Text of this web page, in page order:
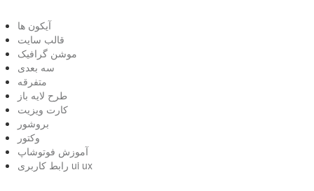
آیکون ها
قالب سایت
موشن گرافیک
سه بعدی
متفرقه
طرح لایه باز
کارت ویزیت
بروشور
وکتور
آموزش فوتوشاپ
رابط کاربری ui ux